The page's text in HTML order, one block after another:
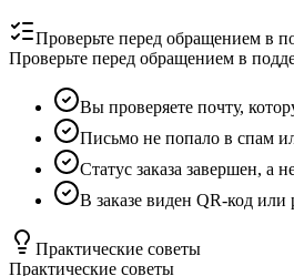
Проверьте перед обращением в
Проверьте перед обращением в
Вы проверяете почту,
Письмо не попало в спам
Статус заказа завершен, а
В заказе виден QR-код
Практические советы
Практические советы